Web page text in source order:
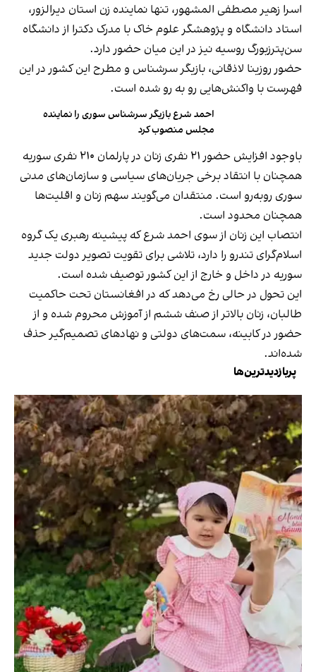
اسرا زهیر مصطفی المشهور، تنها نماینده زن استان دیرالزور،
استاد دانشگاه و پژوهشگر علوم خاک با مدرک دکترا از دانشگاه
سن‌پترزبورگ روسیه نیز در این میان حضور دارد.
حضور روزینا لاذقانی، بازیگر سرشناس و مطرح این کشور در این
فهرست با واکنش‌هایی رو به رو شده است.
احمد شرع بازیگر سرشناس سوری را نماینده
مجلس منصوب کرد
باوجود افزایش حضور ۲۱ نفری زنان در پارلمان ۲۱۰ نفری سوریه
همچنان با انتقاد برخی جریان‌های سیاسی و سازمان‌های مدنی
سوری روبه‌رو است. منتقدان می‌گویند سهم زنان و اقلیت‌ها
همچنان محدود است.
انتصاب این زنان از سوی احمد شرع که پیشینه رهبری یک گروه
اسلام‌گرای تندرو را دارد، تلاشی برای تقویت تصویر دولت جدید
سوریه در داخل و خارج از این کشور توصیف شده است.
این تحول در حالی رخ می‌دهد که در افغانستان تحت حاکمیت
طالبان، زنان بالاتر از صنف ششم از آموزش محروم شده و از
حضور در کابینه، سمت‌های دولتی و نهادهای تصمیم‌گیر حذف
شده‌اند.
پربازدیدترین‌ها